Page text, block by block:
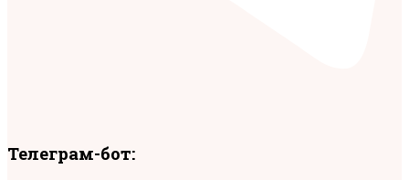
Телеграм-бот: